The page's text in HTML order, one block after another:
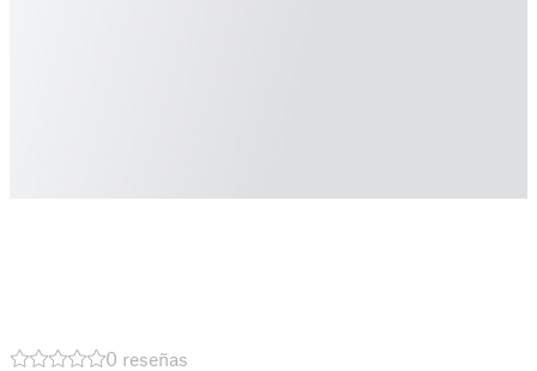
0 reseñas